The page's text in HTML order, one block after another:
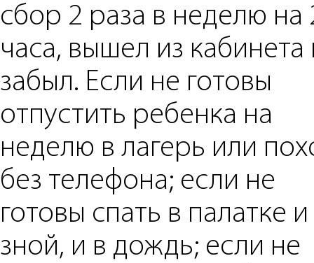
сбор 2 раза в неделю на
часа, вышел из кабинета
забыл. Если не готовы
отпустить ребенка на
неделю в лагерь или
без телефона; если не
готовы спать в палатке и
зной, и в дождь; если не